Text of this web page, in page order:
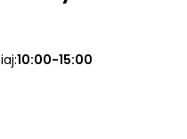
10:00-15:00